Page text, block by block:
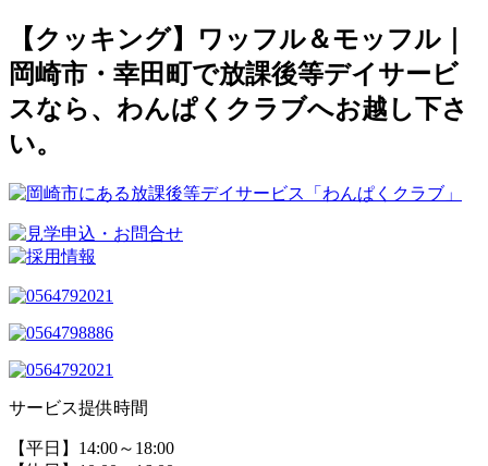
【クッキング】ワッフル＆モッフル｜
岡崎市・幸田町で放課後等デイサービ
スなら、わんぱくクラブへお越し下さ
い。
サービス提供時間
【平日】14:00～18:00